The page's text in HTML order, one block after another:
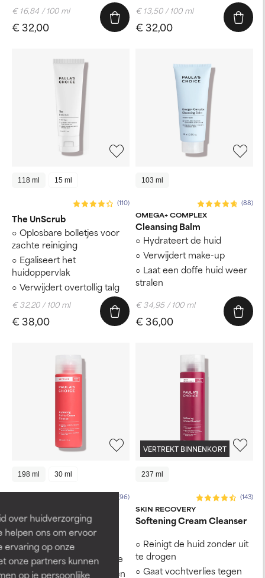
over huidverzorging
helpen ons om ervoor
ervaring op onze
onze partners kunnen
op je persoonlijke
€ 32,00
€ 16,84 / 100 ml
€ 32,00
€ 13,50 / 100 ml
118 ml 15 ml
(110)
The UnScrub
Oplosbare bolletjes voor
zachte reiniging
Egaliseert het
huidoppervlak
Verwijdert overtollig talg
€ 38,00
€ 32,20 / 100 ml
103 ml
OMEGA+ COMPLEX
(88)
Cleansing Balm
Hydrateert de huid
Verwijdert make-up
Laat een doffe huid weer
stralen
€ 36,00
€ 34,95 / 100 ml
198 ml 30 ml
(96)
Hydrating Gel-to-Cream
Cleanser
Verwijdert make-up
Versterkt de huidbarrière
Beschermt de huid tegen
VERTREKT BINNENKORT
237 ml
SKIN RECOVERY
(143)
Softening Cream Cleanser
Reinigt de huid zonder uit
te drogen
Gaat vochtverlies tegen